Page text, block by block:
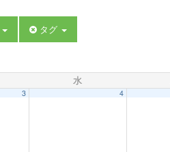
タグ
水
3 4